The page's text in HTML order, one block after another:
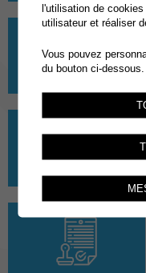
l'utilisation de
utilisateur et réaliser
Vous pouvez
du bouton ci-dessous.